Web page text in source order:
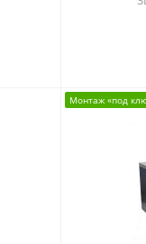
Монтаж «под